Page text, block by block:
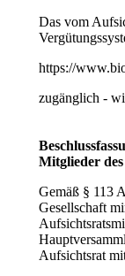
Das vom
https://
zugänglich -
Mitglieder
Gemäß § 113
Gesellschaft
Aufsichtsrat